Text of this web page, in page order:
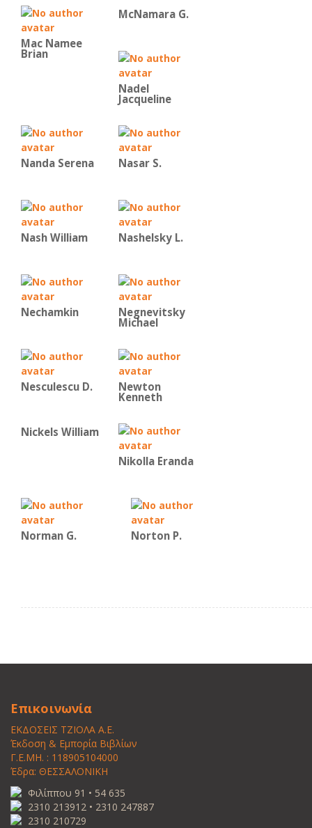
Mac Namee
Brian
McNamara G.
Nadel
Jacqueline
Nanda Serena Nasar S.
Nash William Nashelsky L.
Nechamkin Negnevitsky
Michael
Nesculescu D. Newton
Kenneth
Nickels William
Nikolla Eranda
Norman G. Norton P.
Επικοινωνία
ΕΚΔΟΣΕΙΣ ΤΖΙΟΛΑ Α.Ε.
Έκδοση & Εμπορία Βιβλίων
Γ.Ε.ΜΗ. : 118905104000
Έδρα: ΘΕΣΣΑΛΟΝΙΚΗ
Φιλίππου 91 • 54 635
2310 213912 • 2310 247887
2310 210729